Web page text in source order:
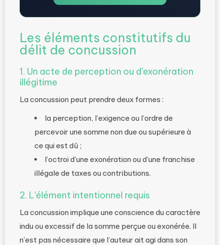
Les éléments constitutifs du
délit de concussion
1. Un acte de perception ou d’exonération
illégitime
La concussion peut prendre deux formes :
la perception, l’exigence ou l’ordre de
percevoir une somme non due ou supérieure à
ce qui est dû ;
l’octroi d’une exonération ou d’une franchise
illégale de taxes ou contributions.
2. L’élément intentionnel requis
La concussion implique une conscience du caractère
indu ou excessif de la somme perçue ou exonérée. Il
n’est pas nécessaire que l’auteur ait agi dans son